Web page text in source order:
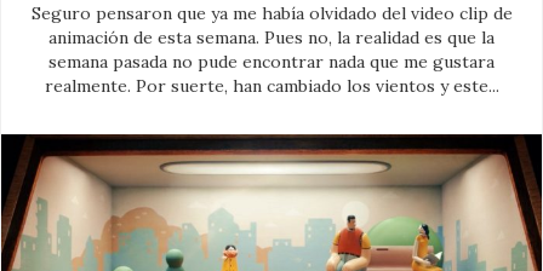
Seguro pensaron que ya me había olvidado del video clip de
animación de esta semana. Pues no, la realidad es que la
semana pasada no pude encontrar nada que me gustara
realmente. Por suerte, han cambiado los vientos y este...